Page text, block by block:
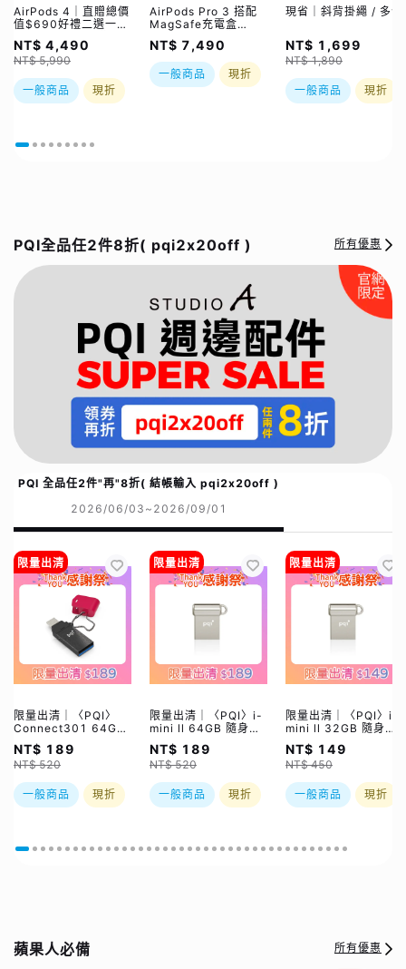
AirPods 4｜直贈總價
值$690好禮二選一｜
夏祭り｜限時加贈⚡️
三合一無線充
NT$ 4,490
NT$ 5,990
一般商品 現折
AirPods Pro 3 搭配
MagSafe充電盒
(USB‑C)｜直贈總價
值$790好禮二選一｜
夏祭り｜限時加贈⚡️
三合一無線充
NT$ 7,490
一般商品 現折
現省｜斜背掛繩 / 多色
NT$ 1,699
NT$ 1,890
一般商品 現折
PQI全品任2件8折( pqi2x20off ) 所有優惠
PQI 全品任2件"再"8折( 結帳輸入 pqi2x20off )
2026/06/03~2026/09/01
限量出清
限量出清｜〈PQI〉
Connect301 64GB
碟 USB3.0 Pen
Drive 桃紅
NT$ 189
NT$ 520
一般商品 現折
限量出清
限量出清｜〈PQI〉i-
mini ll 64GB 隨身碟
USB3.0 Pen Drive
銀色
NT$ 189
NT$ 520
一般商品 現折
限量出清
限量出清｜〈PQI〉i-
mini ll 32GB 隨身碟
USB3.0 Pen Drive
銀色
NT$ 149
NT$ 450
一般商品 現折
蘋果人必備 所有優惠